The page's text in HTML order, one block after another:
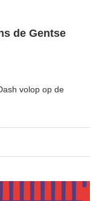
de Gentse
volop op de